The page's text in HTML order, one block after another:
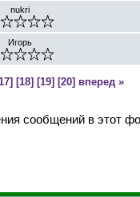
nukri
Игорь
[18] [19] [20] вперед »
сообщений в этот